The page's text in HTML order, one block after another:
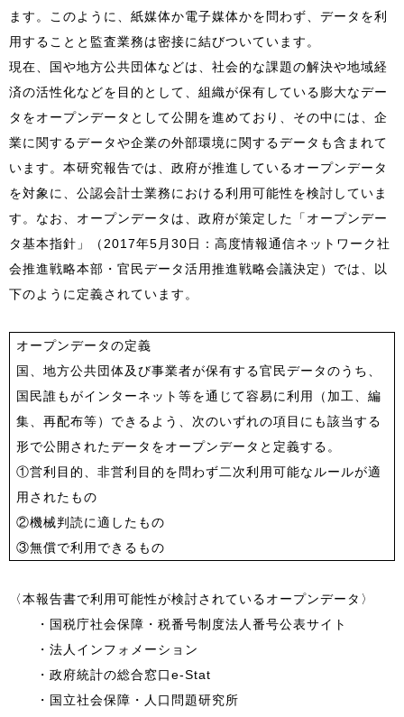
ます。このように、紙媒体か電子媒体かを問わず、データを利
用することと監査業務は密接に結びついています。
現在、国や地方公共団体などは、社会的な課題の解決や地域経
済の活性化などを目的として、組織が保有している膨大なデー
タをオープンデータとして公開を進めており、その中には、企
業に関するデータや企業の外部環境に関するデータも含まれて
います。本研究報告では、政府が推進しているオープンデータ
を対象に、公認会計士業務における利用可能性を検討していま
す。なお、オープンデータは、政府が策定した「オープンデー
タ基本指針」（2017年5月30日：高度情報通信ネットワーク社
会推進戦略本部・官民データ活用推進戦略会議決定）では、以
下のように定義されています。
オープンデータの定義
国、地方公共団体及び事業者が保有する官民データのうち、
国民誰もがインターネット等を通じて容易に利用（加工、編
集、再配布等）できるよう、次のいずれの項目にも該当する
形で公開されたデータをオープンデータと定義する。
①営利目的、非営利目的を問わず二次利用可能なルールが適
用されたもの
②機械判読に適したもの
③無償で利用できるもの
〈本報告書で利用可能性が検討されているオープンデータ〉
・国税庁社会保障・税番号制度法人番号公表サイト
・法人インフォメーション
・政府統計の総合窓口e-Stat
・国立社会保障・人口問題研究所